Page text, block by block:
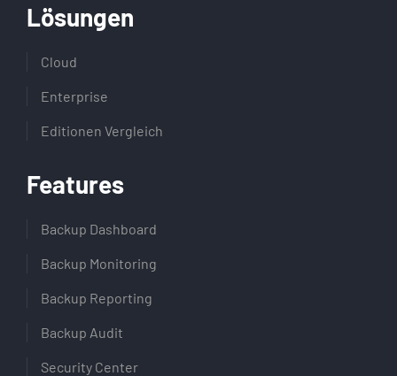
Lösungen
Cloud
Enterprise
Editionen Vergleich
Features
Backup Dashboard
Backup Monitoring
Backup Reporting
Backup Audit
Security Center